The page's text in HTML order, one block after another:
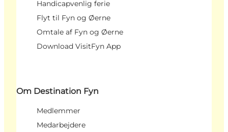
Handicapvenlig ferie
Flyt til Fyn og Øerne
Omtale af Fyn og Øerne
Download VisitFyn App
Om Destination Fyn
Medlemmer
Medarbejdere